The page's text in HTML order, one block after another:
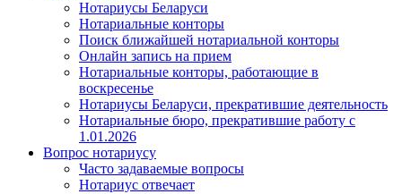
Нотариусы Беларуси
Нотариальные конторы
Поиск ближайшей нотариальной конторы
Онлайн запись на прием
Нотариальные конторы, работающие в
воскресенье
Нотариусы Беларуси, прекратившие деятельность
Нотариальные бюро, прекратившие работу с
1.01.2026
Вопрос нотариусу
Часто задаваемые вопросы
Нотариус отвечает